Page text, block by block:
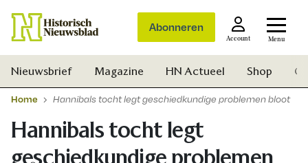
Abonneren
Account Menu
Nieuwsbrief Magazine HN Actueel Shop
Home Hannibals tocht legt geschiedkundige problemen bloot
Hannibals tocht legt
geschiedkundige problemen